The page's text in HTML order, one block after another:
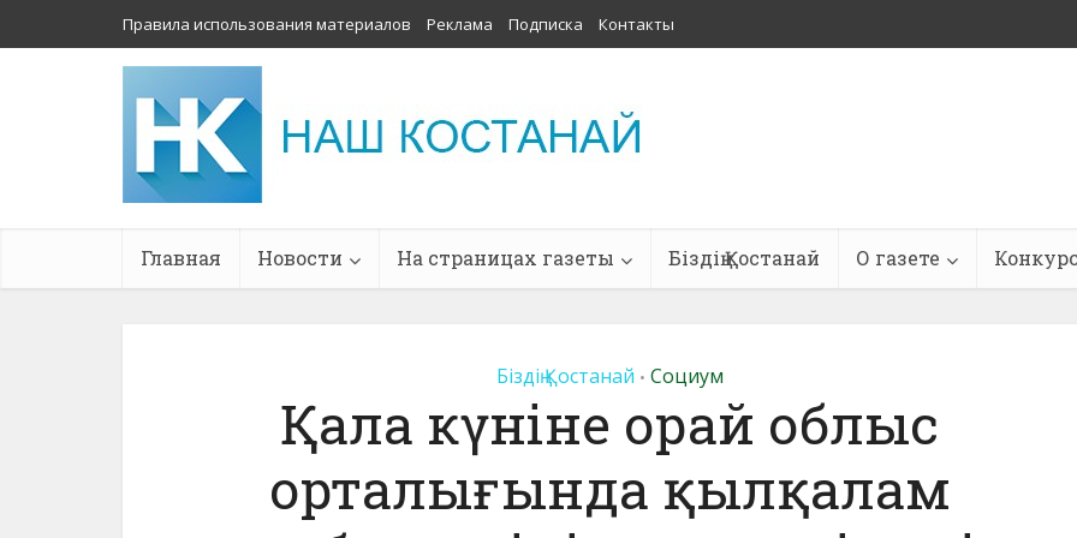
Правила использования материалов Реклама Подписка Контакты
Главная Новости На страницах газеты Біздің Қостанай О газете
Біздің Қостанай • Социум
Қала күніне орай облыс
орталығында қылқалам